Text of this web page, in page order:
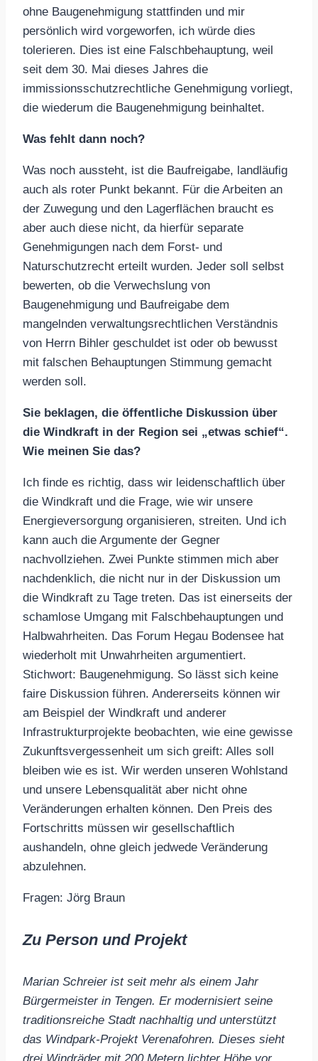
ohne Baugenehmigung stattfinden und mir
persönlich wird vorgeworfen, ich würde dies
tolerieren. Dies ist eine Falschbehauptung, weil
seit dem 30. Mai dieses Jahres die
immissionsschutzrechtliche Genehmigung vorliegt,
die wiederum die Baugenehmigung beinhaltet.
Was fehlt dann noch?
Was noch aussteht, ist die Baufreigabe, landläufig
auch als roter Punkt bekannt. Für die Arbeiten an
der Zuwegung und den Lagerflächen braucht es
aber auch diese nicht, da hierfür separate
Genehmigungen nach dem Forst- und
Naturschutzrecht erteilt wurden. Jeder soll selbst
bewerten, ob die Verwechslung von
Baugenehmigung und Baufreigabe dem
mangelnden verwaltungsrechtlichen Verständnis
von Herrn Bihler geschuldet ist oder ob bewusst
mit falschen Behauptungen Stimmung gemacht
werden soll.
Sie beklagen, die öffentliche Diskussion über
die Windkraft in der Region sei „etwas schief“.
Wie meinen Sie das?
Ich finde es richtig, dass wir leidenschaftlich über
die Windkraft und die Frage, wie wir unsere
Energieversorgung organisieren, streiten. Und ich
kann auch die Argumente der Gegner
nachvollziehen. Zwei Punkte stimmen mich aber
nachdenklich, die nicht nur in der Diskussion um
die Windkraft zu Tage treten. Das ist einerseits der
schamlose Umgang mit Falschbehauptungen und
Halbwahrheiten. Das Forum Hegau Bodensee hat
wiederholt mit Unwahrheiten argumentiert.
Stichwort: Baugenehmigung. So lässt sich keine
faire Diskussion führen. Andererseits können wir
am Beispiel der Windkraft und anderer
Infrastrukturprojekte beobachten, wie eine gewisse
Zukunftsvergessenheit um sich greift: Alles soll
bleiben wie es ist. Wir werden unseren Wohlstand
und unsere Lebensqualität aber nicht ohne
Veränderungen erhalten können. Den Preis des
Fortschritts müssen wir gesellschaftlich
aushandeln, ohne gleich jedwede Veränderung
abzulehnen.
Fragen: Jörg Braun
Zu Person und Projekt
Marian Schreier ist seit mehr als einem Jahr
Bürgermeister in Tengen. Er modernisiert seine
traditionsreiche Stadt nachhaltig und unterstützt
das Windpark-Projekt Verenafohren. Dieses sieht